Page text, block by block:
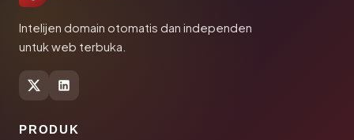
Intelijen domain otomatis dan independen
untuk web terbuka.
PRODUK